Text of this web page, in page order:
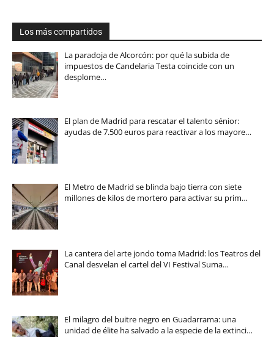
Los más compartidos
La paradoja de Alcorcón: por qué la subida de
impuestos de Candelaria Testa coincide con un
desplome…
El plan de Madrid para rescatar el talento sénior:
ayudas de 7.500 euros para reactivar a los mayore…
El Metro de Madrid se blinda bajo tierra con siete
millones de kilos de mortero para activar su prim…
La cantera del arte jondo toma Madrid: los Teatros del
Canal desvelan el cartel del VI Festival Suma…
El milagro del buitre negro en Guadarrama: una
unidad de élite ha salvado a la especie de la extinci…